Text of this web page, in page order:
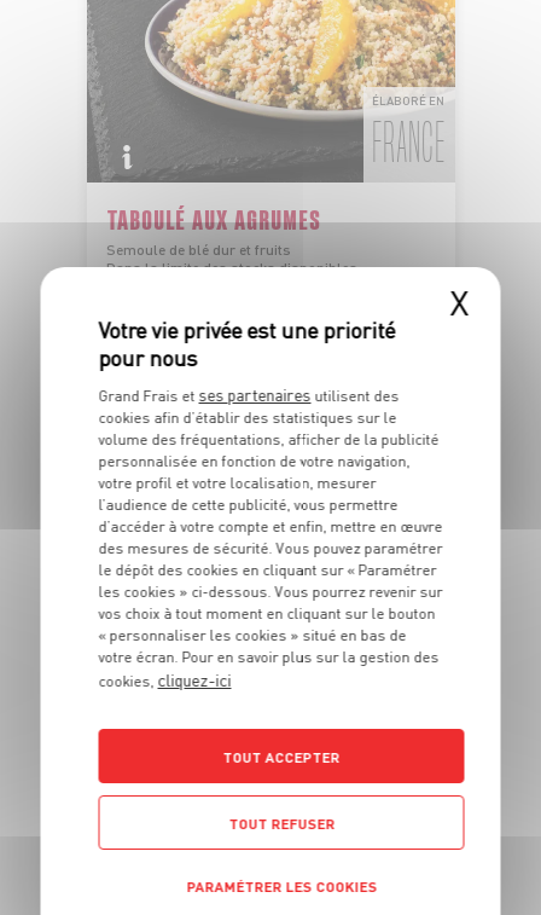
ÉLABORÉ EN
FRANCE
TABOULÉ AUX AGRUMES
Semoule de blé dur et fruits
Dans la limite des stocks disponibles
1
DU 04/08 AU 10/08
PÊCHÉ EN
OCÉAN PACIFIQUE
PAVÉ DE THON ALBACORE SASHIMI
OFFRE APP
6€48
-22,2% 5€
X
Grand Frais et ses partenaires utilisent des
cookies afin d’établir des statistiques sur le
volume des fréquentations, afficher de la publicité
personnalisée en fonction de votre navigation,
votre profil et votre localisation, mesurer
l’audience de cette publicité, vous permettre
d’accéder à votre compte et enfin, mettre en œuvre
des mesures de sécurité. Vous pouvez paramétrer
le dépôt des cookies en cliquant sur « Paramétrer
les cookies » ci-dessous. Vous pourrez revenir sur
vos choix à tout moment en cliquant sur le bouton
« personnaliser les cookies » situé en bas de
votre écran. Pour en savoir plus sur la gestion des
cookies, cliquez-ici
TOUT ACCEPTER
TOUT REFUSER
PARAMÉTRER LES COOKIES